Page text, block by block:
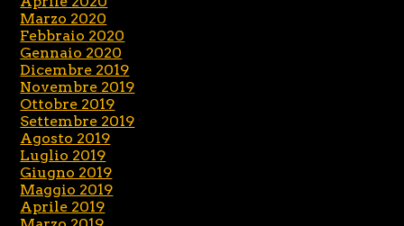
Marzo 2020
Febbraio 2020
Gennaio 2020
Dicembre 2019
Novembre 2019
Ottobre 2019
Settembre 2019
Agosto 2019
Luglio 2019
Giugno 2019
Maggio 2019
Aprile 2019